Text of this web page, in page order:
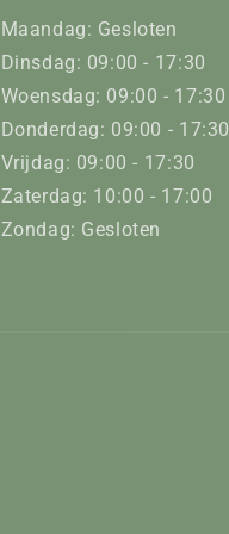
Maandag: Gesloten
Dinsdag: 09:00 - 17:30
Woensdag: 09:00 - 17:30
Donderdag: 09:00 - 17:30
Vrijdag: 09:00 - 17:30
Zaterdag: 10:00 - 17:00
Zondag: Gesloten